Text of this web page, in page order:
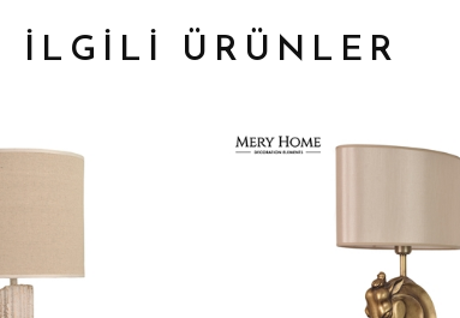
İLGİLİ ÜRÜNLER